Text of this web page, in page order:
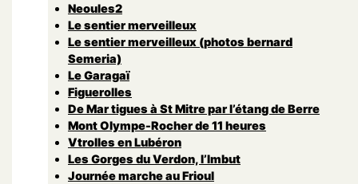
Neoules2
Le sentier merveilleux
Le sentier merveilleux (photos bernard
Semeria)
Le Garagaï
Figuerolles
De Mar tigues à St Mitre par l’étang de Berre
Mont Olympe-Rocher de 11 heures
Vtrolles en Lubéron
Les Gorges du Verdon, l’Imbut
Journée marche au Frioul